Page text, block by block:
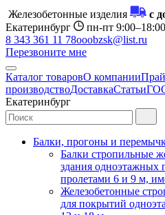
Железобетонные изделия
с
Екатеринбург
пн-пт 9:00–18:00
8 343 361 11 78ooobzsk@list.ru
Перезвоните мне
Каталог товаровО компании
производствоДоставкаСтатьи
Екатеринбург
Балки, прогоны и
Балки стропильные
здания одноэтажных
пролетами 6 и 9 м,
Железобетонные
для покрытий